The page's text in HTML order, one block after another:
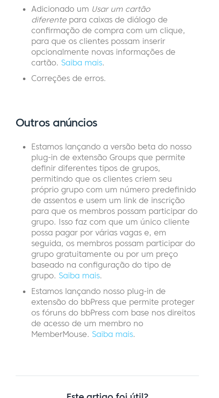
Adicionado um Usar um cartão
diferentepara caixas de diálogo de
confirmação de compra com um clique,
para que os clientes possam inserir
opcionalmente novas informações de
cartão. Saiba mais.
Correções de erros.
Outros anúncios
Estamos lançando a versão beta do nosso
plug-in de extensão Groups que permite
definir diferentes tipos de grupos,
permitindo que os clientes criem seu
próprio grupo com um número predefinido
de assentos e usem um link de inscrição
para que os membros possam participar do
grupo. Isso faz com que um único cliente
possa pagar por várias vagas e, em
seguida, os membros possam participar do
grupo gratuitamente ou por um preço
baseado na configuração do tipo de
grupo. Saiba mais.
Estamos lançando nosso plug-in de
extensão do bbPress que permite proteger
os fóruns do bbPress com base nos direitos
de acesso de um membro no
MemberMouse. Saiba mais.